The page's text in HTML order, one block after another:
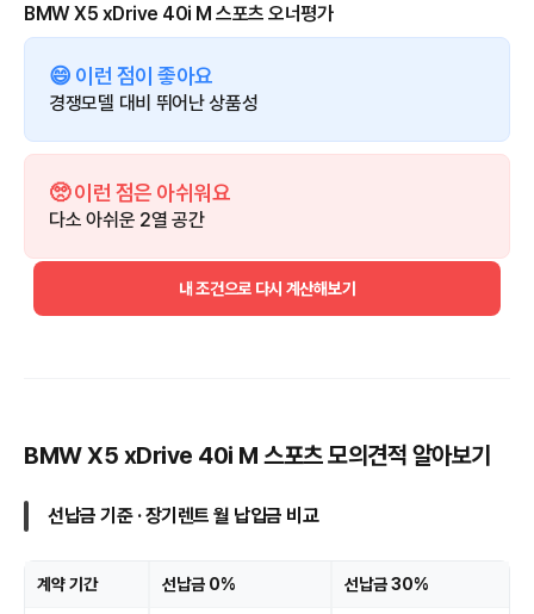
BMW X5 xDrive 40i M 스포츠 오너평가
😄 이런 점이 좋아요
경쟁모델 대비 뛰어난 상품성
🥺 이런 점은 아쉬워요
다소 아쉬운 2열 공간
내 조건으로 다시 계산해보기
BMW X5 xDrive 40i M 스포츠 모의견적 알아보기
선납금 기준 · 장기렌트 월 납입금 비교
계약 기간 선납금 0% 선납금 30%